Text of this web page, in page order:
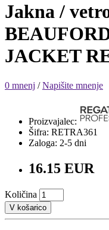
Jakna /
JACKET
0 mnenj /Napišite mnenje
Proizvajalec:
Šifra: RETRA361
Zaloga: 2-5 dni
16.15 EUR
Količina
V košarico